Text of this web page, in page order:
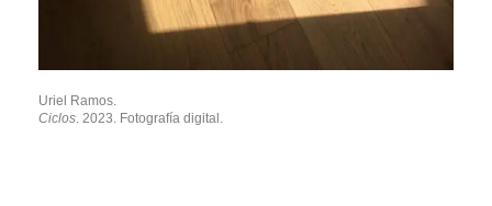
Uriel Ramos.
Ciclos . 2023. Fotografía digital.